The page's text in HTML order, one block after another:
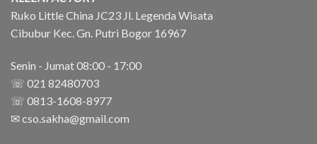
Ruko Little China JC23 Jl. Legenda Wisata
Cibubur Kec. Gn. Putri Bogor 16967
Senin - Jumat 08:00 - 17:00
☏ 021 82480703
☏ 0813-1608-8977
✉cso.sakha@gmail.com